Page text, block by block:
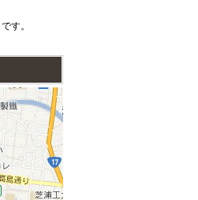
英語でおはなし会」(予約不要)
す。